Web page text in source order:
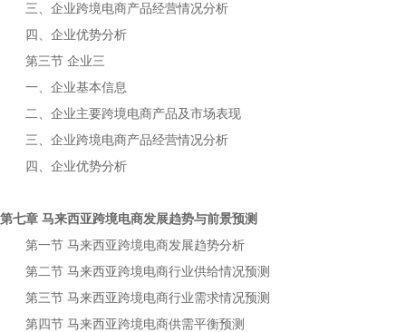
三、企业跨境电商产品经营情况分析
四、企业优势分析
第三节 企业三
一、企业基本信息
二、企业主要跨境电商产品及市场表现
三、企业跨境电商产品经营情况分析
四、企业优势分析
第七章 马来西亚跨境电商发展趋势与前景预测
第一节 马来西亚跨境电商发展趋势分析
第二节 马来西亚跨境电商行业供给情况预测
第三节 马来西亚跨境电商行业需求情况预测
第四节 马来西亚跨境电商供需平衡预测